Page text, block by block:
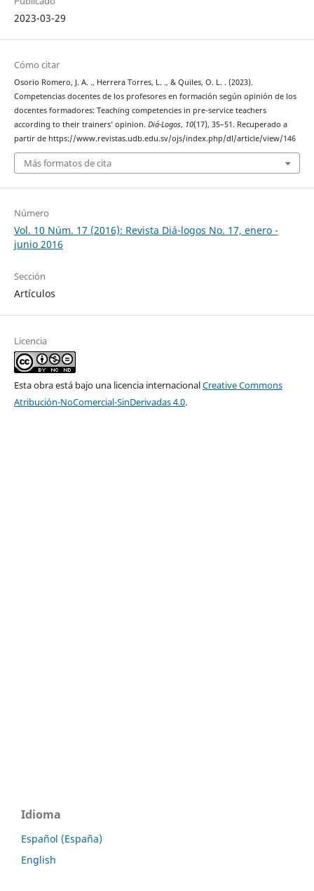
2023-03-29
Cómo citar
Osorio Romero, J. A. ., Herrera Torres, L. ., & Quiles, O. L. . (2023).
Competencias docentes de los profesores en formación según opinión de los
docentes formadores: Teaching competencies in pre-service teachers
according to their trainers’ opinion. Diá-Logos, 10(17), 35–51. Recuperado a
partir de https://www.revistas.udb.edu.sv/ojs/index.php/dl/article/view/146
Más formatos de cita
Número
Vol. 10 Núm. 17 (2016): Revista Diá-logos No. 17, enero -
junio 2016
Sección
Artículos
Licencia
Esta obra está bajo una licencia internacionalCreative Commons
Atribución-NoComercial-SinDerivadas 4.0.
Idioma
Español (España)
English